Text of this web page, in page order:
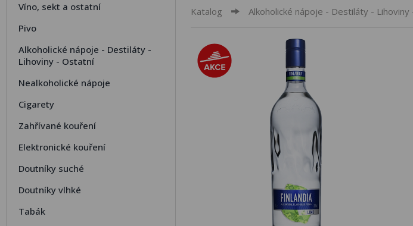
Víno, sekt a ostatní
Pivo
Alkoholické nápoje - Destiláty -
Lihoviny - Ostatní
Nealkoholické nápoje
Cigarety
Zahřívané kouření
Elektronické kouření
Doutníky suché
Doutníky vlhké
Tabák
Katalog Alkoholické nápoje - Destiláty -